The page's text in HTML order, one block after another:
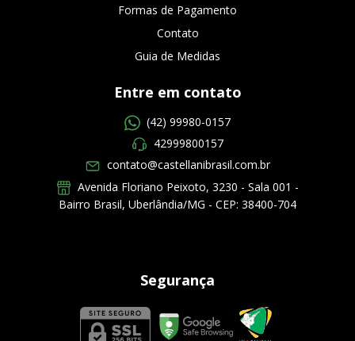
Formas de Pagamento
Contato
Guia de Medidas
Entre em contato
(42) 99980-0157
42999800157
contato@castellanibrasil.com.br
Avenida Floriano Peixoto, 3230 - Sala 001 -
Bairro Brasil, Uberlândia/MG - CEP: 38400-704
Segurança